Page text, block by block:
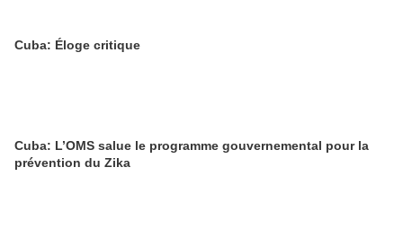
Cuba: Éloge critique
Cuba: L’OMS salue le programme gouvernemental pour la
prévention du Zika